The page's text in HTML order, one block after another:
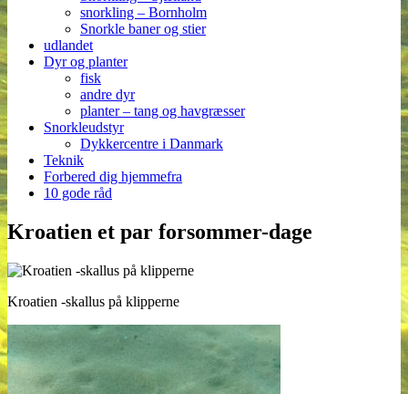
snorkling – Bornholm
Snorkle baner og stier
udlandet
Dyr og planter
fisk
andre dyr
planter – tang og havgræsser
Snorkleudstyr
Dykkercentre i Danmark
Teknik
Forbered dig hjemmefra
10 gode råd
Kroatien et par forsommer-dage
Kroatien -skallus på klipperne